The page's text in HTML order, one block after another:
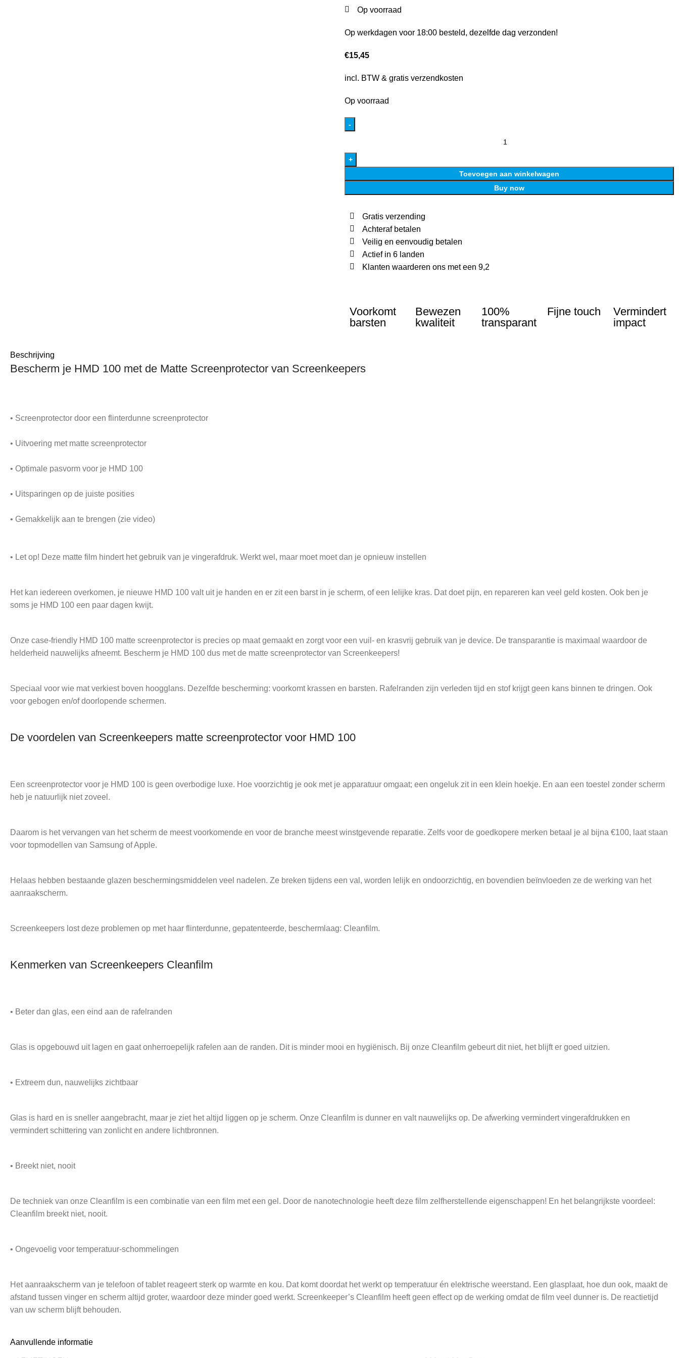
Op voorraad
Op werkdagen voor 18:00 besteld, dezelfde dag verzonden!
€15,45
incl. BTW & gratis verzendkosten
Op voorraad
Toevoegen aan winkelwagen
Buy now
Gratis verzending
Achteraf betalen
Veilig en eenvoudig betalen
Actief in 6 landen
Klanten waarderen ons met een 9,2
Voorkomt
barsten
Bewezen
kwaliteit
100%
transparant
Fijne touch
Vermindert
impact
Beschrijving
Bescherm je HMD 100 met de Matte Screenprotector van Screenkeepers
• Screenprotector door een flinterdunne screenprotector
• Uitvoering met matte screenprotector
• Optimale pasvorm voor je HMD 100
• Uitsparingen op de juiste posities
• Gemakkelijk aan te brengen (zie video)
• Let op! Deze matte film hindert het gebruik van je vingerafdruk. Werkt wel, maar moet moet dan je opnieuw instellen
Het kan iedereen overkomen, je nieuwe HMD 100 valt uit je handen en er zit een barst in je scherm, of een lelijke kras. Dat doet pijn, en repareren kan veel geld kosten. Ook ben je
soms je HMD 100 een paar dagen kwijt.
Onze case-friendly HMD 100 matte screenprotector is precies op maat gemaakt en zorgt voor een vuil- en krasvrij gebruik van je device. De transparantie is maximaal waardoor de
helderheid nauwelijks afneemt. Bescherm je HMD 100 dus met de matte screenprotector van Screenkeepers!
Speciaal voor wie mat verkiest boven hoogglans. Dezelfde bescherming: voorkomt krassen en barsten. Rafelranden zijn verleden tijd en stof krijgt geen kans binnen te dringen. Ook
voor gebogen en/of doorlopende schermen.
De voordelen van Screenkeepers matte screenprotector voor HMD 100
Een screenprotector voor je HMD 100 is geen overbodige luxe. Hoe voorzichtig je ook met je apparatuur omgaat; een ongeluk zit in een klein hoekje. En aan een toestel zonder scherm
heb je natuurlijk niet zoveel.
Daarom is het vervangen van het scherm de meest voorkomende en voor de branche meest winstgevende reparatie. Zelfs voor de goedkopere merken betaal je al bijna €100, laat staan
voor topmodellen van Samsung of Apple.
Helaas hebben bestaande glazen beschermingsmiddelen veel nadelen. Ze breken tijdens een val, worden lelijk en ondoorzichtig, en bovendien beïnvloeden ze de werking van het
aanraakscherm.
Screenkeepers lost deze problemen op met haar flinterdunne, gepatenteerde, beschermlaag: Cleanfilm.
Kenmerken van Screenkeepers Cleanfilm
• Beter dan glas, een eind aan de rafelranden
Glas is opgebouwd uit lagen en gaat onherroepelijk rafelen aan de randen. Dit is minder mooi en hygiënisch. Bij onze Cleanfilm gebeurt dit niet, het blijft er goed uitzien.
• Extreem dun, nauwelijks zichtbaar
Glas is hard en is sneller aangebracht, maar je ziet het altijd liggen op je scherm. Onze Cleanfilm is dunner en valt nauwelijks op. De afwerking vermindert vingerafdrukken en
vermindert schittering van zonlicht en andere lichtbronnen.
• Breekt niet, nooit
De techniek van onze Cleanfilm is een combinatie van een film met een gel. Door de nanotechnologie heeft deze film zelfherstellende eigenschappen! En het belangrijkste voordeel:
Cleanfilm breekt niet, nooit.
• Ongevoelig voor temperatuur-schommelingen
Het aanraakscherm van je telefoon of tablet reageert sterk op warmte en kou. Dat komt doordat het werkt op temperatuur én elektrische weerstand. Een glasplaat, hoe dun ook, maakt de
afstand tussen vinger en scherm altijd groter, waardoor deze minder goed werkt. Screenkeeper’s Cleanfilm heeft geen effect op de werking omdat de film veel dunner is. De reactietijd
van uw scherm blijft behouden.
• Verleng de levensduur van je HMD 100
Aanvullende informatie